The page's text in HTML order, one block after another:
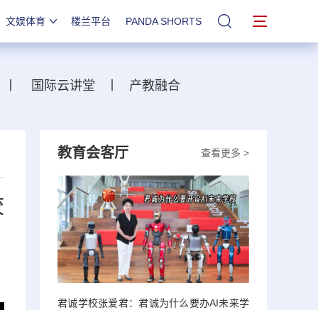
文娱体育 楼兰平台 PANDA SHORTS 站内搜索
国际云讲堂 产教融合
查看更多 >
教育会客厅
君诚学校张爱君：君诚为什么要办AI未来学